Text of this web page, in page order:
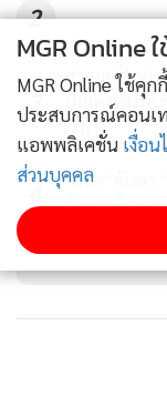
2
3
ศาลยกฟ้อง!
ปมเด้งพ้นพื้
เงิน"
"ลิซ่า" จับตา
ล้าน แม้ กก.
MGR Online
MGR Online ใช้คุ
ประสบการณ์คอนเ
แอพพลิเคชั่น เงื่อน
ส่วนบุคคล